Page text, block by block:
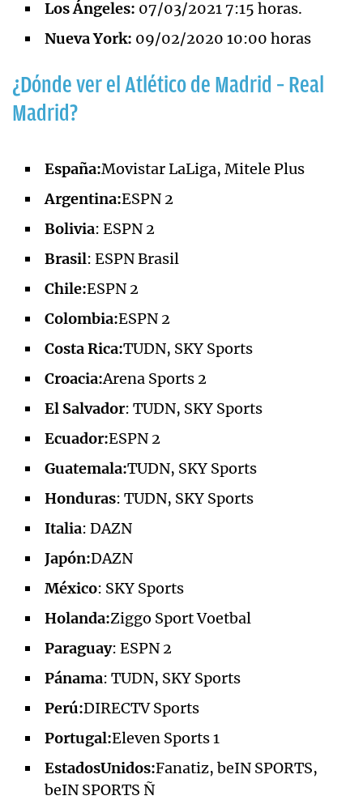
Los Ángeles: 07/03/2021 7:15 horas.
Nueva York: 09/02/2020 10:00 horas
¿Dónde ver el Atlético de Madrid – Real
Madrid?
España:Movistar LaLiga, Mitele Plus
Argentina:ESPN 2
Bolivia: ESPN 2
Brasil: ESPN Brasil
Chile:ESPN 2
Colombia:ESPN 2
Costa Rica:TUDN, SKY Sports
Croacia:Arena Sports 2
El Salvador: TUDN, SKY Sports
Ecuador:ESPN 2
Guatemala:TUDN, SKY Sports
Honduras: TUDN, SKY Sports
Italia: DAZN
Japón:DAZN
México: SKY Sports
Holanda:Ziggo Sport Voetbal
Paraguay: ESPN 2
Pánama: TUDN, SKY Sports
Perú:DIRECTV Sports
Portugal:Eleven Sports 1
EstadosUnidos:Fanatiz, beIN SPORTS,
beIN SPORTS Ñ